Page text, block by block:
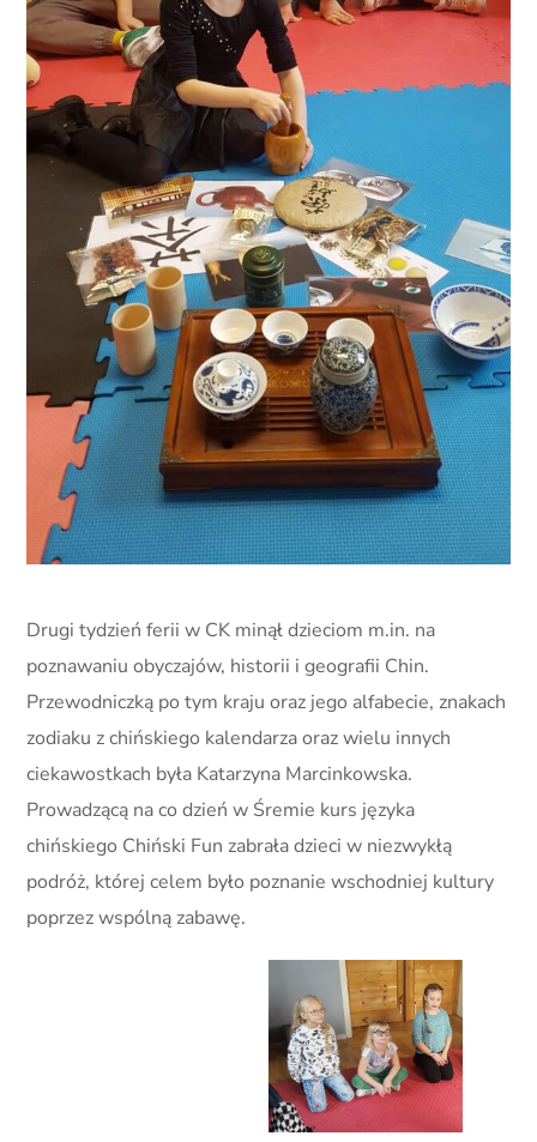
Drugi tydzień ferii w CK minął dzieciom m.in. na
poznawaniu obyczajów, historii i geografii Chin.
Przewodniczką po tym kraju oraz jego alfabecie, znakach
zodiaku z chińskiego kalendarza oraz wielu innych
ciekawostkach była Katarzyna Marcinkowska.
Prowadzącą na co dzień w Śremie kurs języka
chińskiego Chiński Fun zabrała dzieci w niezwykłą
podróż, której celem było poznanie wschodniej kultury
poprzez wspólną zabawę.